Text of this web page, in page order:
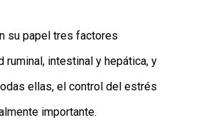
su papel tres factores
ruminal, intestinal y hepática, y
ellas, el control del estrés
importante.